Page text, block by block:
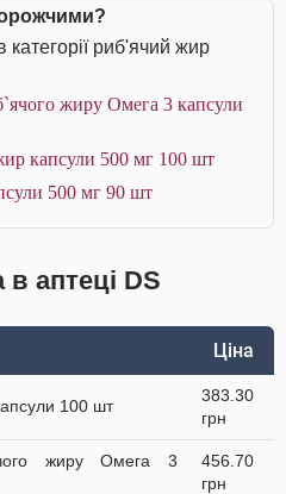
риб'ячий жир
жиру Омега 3 капсули
капсули 500 мг 100 шт
500 мг 90 шт
аптеці DS
Ціна
100 шт
383.30
грн
жиру Омега 3
456.70
грн